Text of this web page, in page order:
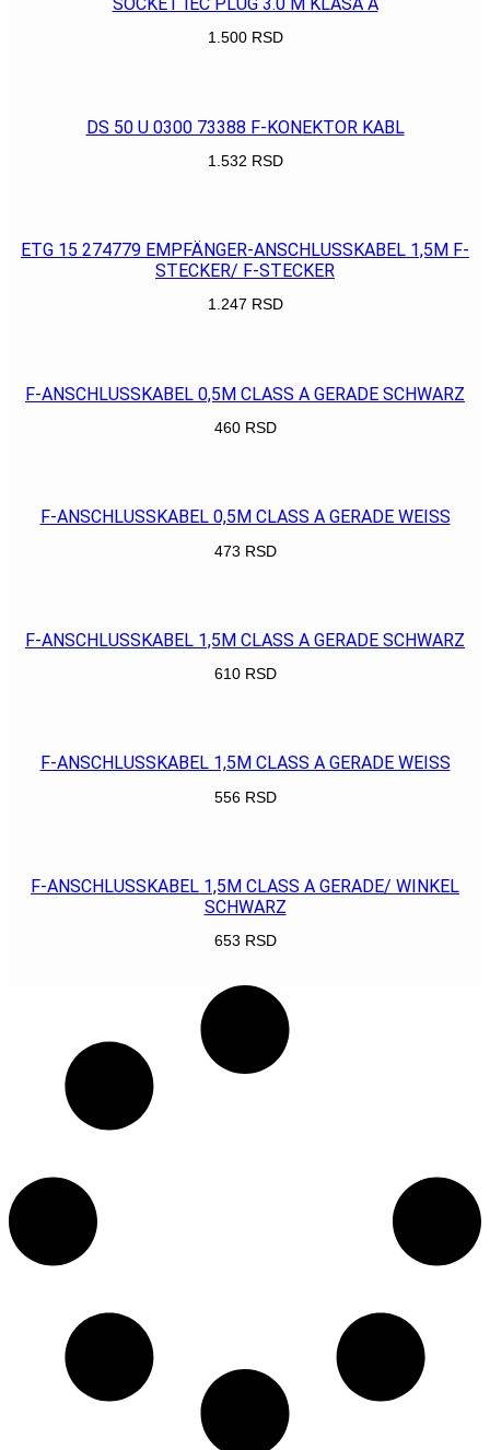
1.500 RSD
DS 50 U 0300 73388 F-KONEKTOR KABL
1.532 RSD
ETG 15 274779 EMPFÄNGER-ANSCHLUSSKABEL 1,5M F-
STECKER/ F-STECKER
1.247 RSD
F-ANSCHLUSSKABEL 0,5M CLASS A GERADE SCHWARZ
460 RSD
F-ANSCHLUSSKABEL 0,5M CLASS A GERADE WEISS
473 RSD
F-ANSCHLUSSKABEL 1,5M CLASS A GERADE SCHWARZ
610 RSD
F-ANSCHLUSSKABEL 1,5M CLASS A GERADE WEISS
556 RSD
F-ANSCHLUSSKABEL 1,5M CLASS A GERADE/ WINKEL
SCHWARZ
653 RSD